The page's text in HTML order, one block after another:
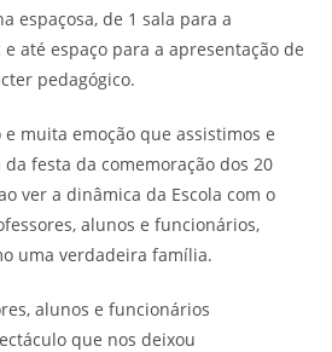
espaçosa, de 1 sala para a
até espaço para a apresentação de
pedagógico.
e muita emoção que assistimos e
festa da comemoração dos 20
ver a dinâmica da Escola com o
alunos e funcionários,
uma verdadeira família.
alunos e funcionários
que nos deixou